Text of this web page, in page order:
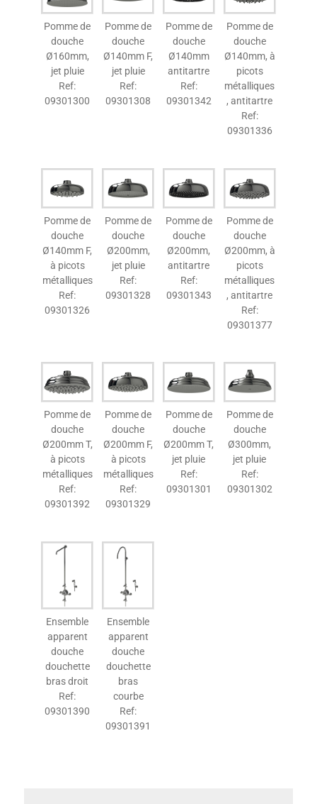
Pomme de
douche
Ø160mm,
jet pluie
Ref:
09301300
Pomme de
douche
Ø140mm F,
jet pluie
Ref:
09301308
Pomme de
douche
Ø140mm
antitartre
Ref:
09301342
Pomme de
douche
Ø140mm, à
picots
métalliques
, antitartre
Ref:
09301336
Pomme de
douche
Ø140mm F,
à picots
métalliques
Ref:
09301326
Pomme de
douche
Ø200mm,
jet pluie
Ref:
09301328
Pomme de
douche
Ø200mm,
antitartre
Ref:
09301343
Pomme de
douche
Ø200mm, à
picots
métalliques
, antitartre
Ref:
09301377
Pomme de
douche
Ø200mm T,
à picots
métalliques
Ref:
09301392
Pomme de
douche
Ø200mm F,
à picots
métalliques
Ref:
09301329
Pomme de
douche
Ø200mm T,
jet pluie
Ref:
09301301
Pomme de
douche
Ø300mm,
jet pluie
Ref:
09301302
Ensemble
apparent
douche
douchette
bras droit
Ref:
09301390
Ensemble
apparent
douche
douchette
bras
courbe
Ref:
09301391